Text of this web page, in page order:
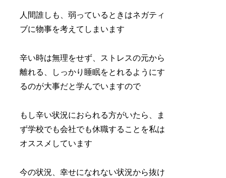
人間誰しも、弱っているときはネガティ
ブに物事を考えてしまいます
辛い時は無理をせず、ストレスの元から
離れる、しっかり睡眠をとれるようにす
るのが大事だと学んでいますので
もし辛い状況におられる方がいたら、ま
ず学校でも会社でも休職することを私は
オススメしています
今の状況、幸せになれない状況から抜け